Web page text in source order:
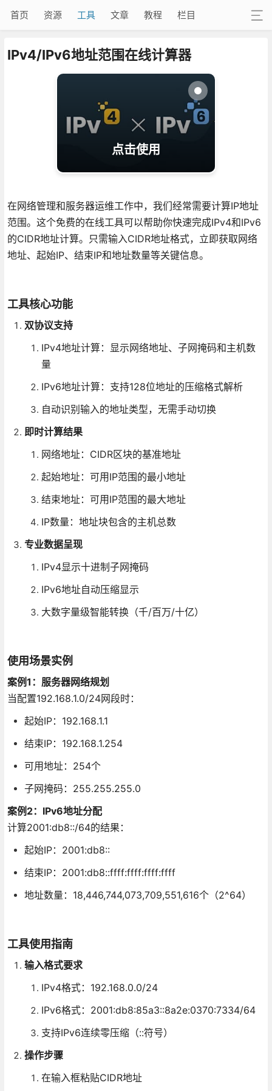
首页 资源 工具 文章 教程 栏目
IPv4/IPv6地址范围在线计算器
点击使用
在网络管理和服务器运维工作中，我们经常需要计算IP地址
范围。这个免费的在线工具可以帮助你快速完成IPv4和IPv6
的CIDR地址计算。只需输入CIDR地址格式，立即获取网络
地址、起始IP、结束IP和地址数量等关键信息。
工具核心功能
双协议支持
IPv4地址计算：显示网络地址、子网掩码和主机数
量
IPv6地址计算：支持128位地址的压缩格式解析
自动识别输入的地址类型，无需手动切换
即时计算结果
网络地址：CIDR区块的基准地址
起始地址：可用IP范围的最小地址
结束地址：可用IP范围的最大地址
IP数量：地址块包含的主机总数
专业数据呈现
IPv4显示十进制子网掩码
IPv6地址自动压缩显示
大数字量级智能转换（千/百万/十亿）
使用场景实例
案例1：服务器网络规划
当配置192.168.1.0/24网段时：
起始IP：192.168.1.1
结束IP：192.168.1.254
可用地址：254个
子网掩码：255.255.255.0
案例2：IPv6地址分配
计算2001:db8::/64的结果：
起始IP：2001:db8::
结束IP：2001:db8::ffff:ffff:ffff:ffff
地址数量：18,446,744,073,709,551,616个（2^64）
工具使用指南
输入格式要求
IPv4格式：192.168.0.0/24
IPv6格式：2001:db8:85a3::8a2e:0370:7334/64
支持IPv6连续零压缩（::符号）
操作步骤
在输入框粘贴CIDR地址